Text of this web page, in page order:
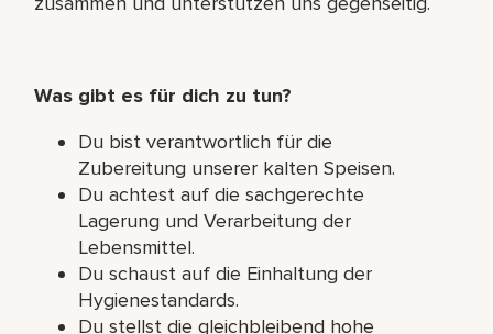
Was gibt es für dich zu tun?
Du bist verantwortlich für die
Zubereitung unserer kalten Speisen.
Du achtest auf die sachgerechte
Lagerung und Verarbeitung der
Lebensmittel.
Du schaust auf die Einhaltung der
Hygienestandards.
Du stellst die gleichbleibend hohe